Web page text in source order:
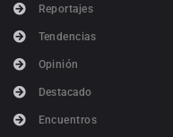
Reportajes
Tendencias
Opinión
Destacado
Encuentros